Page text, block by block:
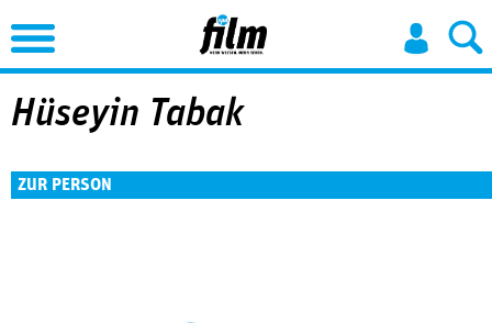
Jump to Navigation
Hüseyin Tabak
ZUR PERSON